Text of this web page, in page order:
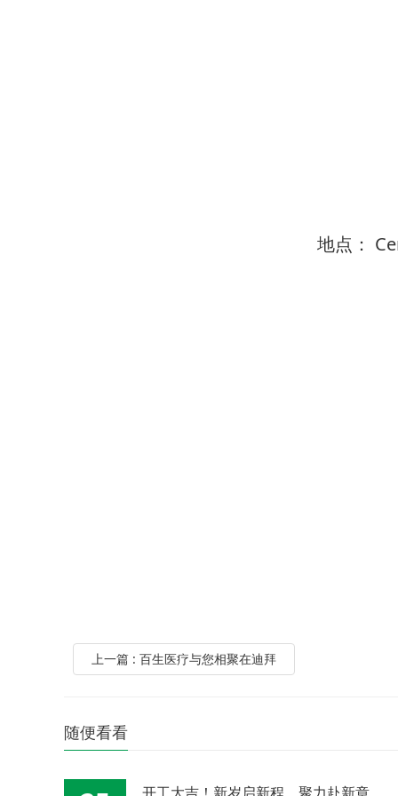
地点：
上一篇 : 百生医疗与您相聚在迪拜
随便看看